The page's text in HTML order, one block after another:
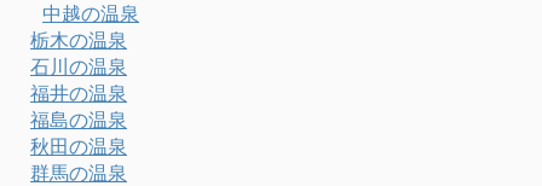
中越の温泉
栃木の温泉
石川の温泉
福井の温泉
福島の温泉
秋田の温泉
群馬の温泉